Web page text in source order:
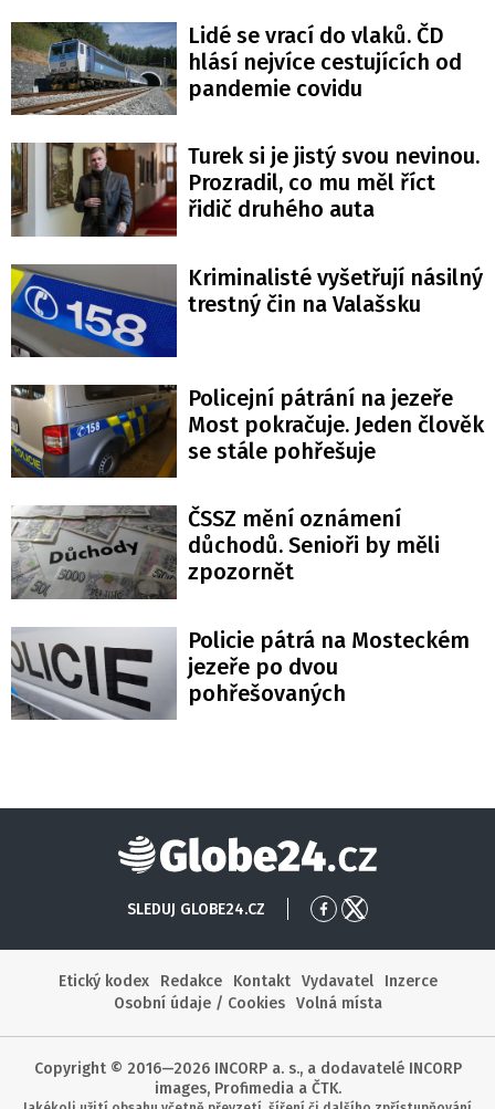
Lidé se vrací do vlaků. ČD
hlásí nejvíce cestujících od
pandemie covidu
Turek si je jistý svou nevinou.
Prozradil, co mu měl říct
řidič druhého auta
Kriminalisté vyšetřují násilný
trestný čin na Valašsku
Policejní pátrání na jezeře
Most pokračuje. Jeden člověk
se stále pohřešuje
ČSSZ mění oznámení
důchodů. Senioři by měli
zpozornět
Policie pátrá na Mosteckém
jezeře po dvou
pohřešovaných
Globe24
SLEDUJ GLOBE24.CZ
PřejítPřejít
Etický kodex
Redakce Kontakt Vydavatel
Inzerce
Osobní údaje / Cookies
Volná místa
Copyright © 2016—2026 INCORP a. s., a dodavatelé INCORP
images, Profimedia a ČTK.